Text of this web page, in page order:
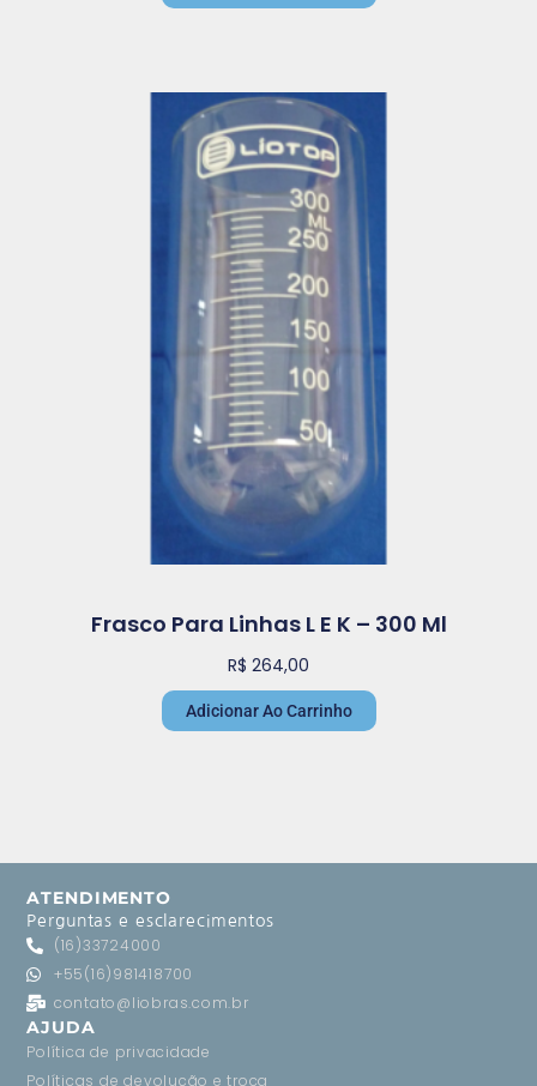
Frasco Para Linhas L E K – 300 Ml
R$ 264,00
Adicionar Ao Carrinho
ATENDIMENTO
Perguntas e esclarecimentos
(16)33724000
+55(16)981418700
contato@liobras.com.br
AJUDA
Política de privacidade
Políticas de devolução e troca